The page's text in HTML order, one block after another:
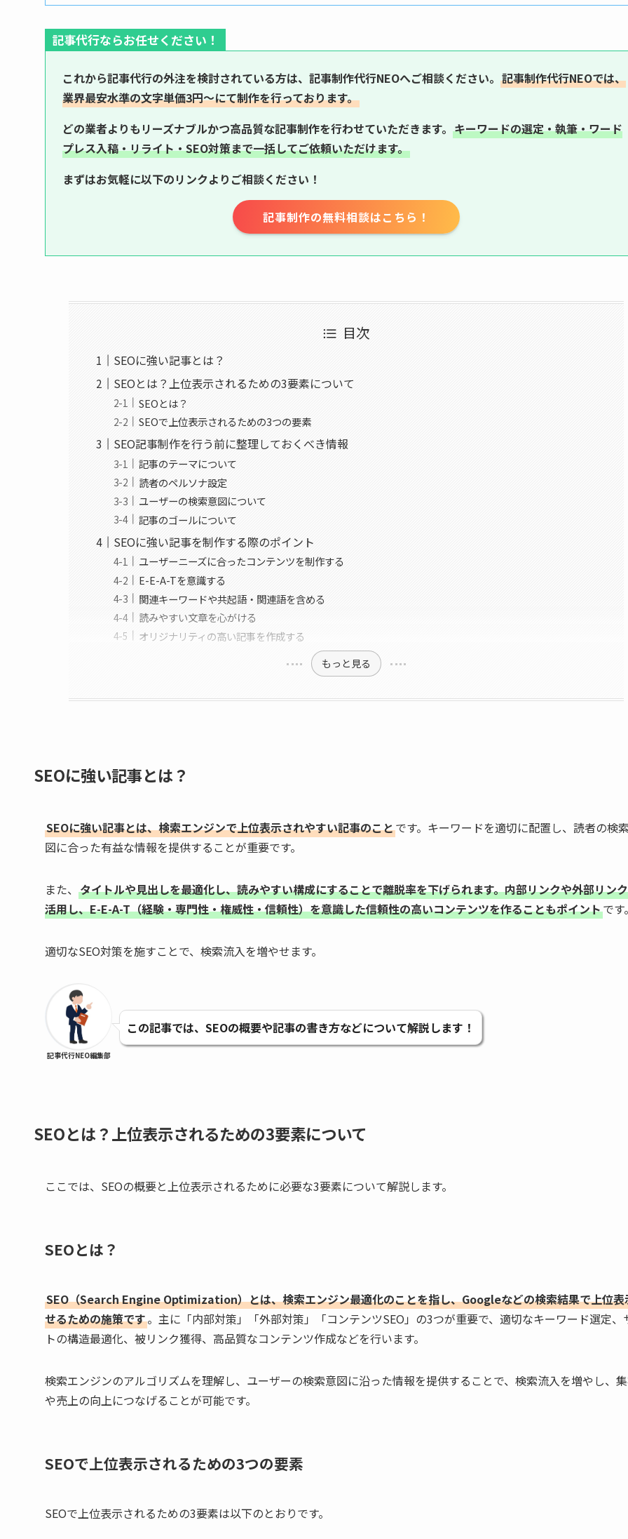
記事代行ならお任せください！
これから記事代行の外注を検討されている方は、記事制作代行NEOへご相談ください。 記事制作代行NEOでは、
業界最安水準の文字単価3円〜にて制作を行っております。
どの業者よりもリーズナブルかつ高品質な記事制作を行わせていただきます。 キーワードの選定・執筆・ワード
プレス入稿・リライト・SEO対策まで一括してご依頼いただけます。
まずはお気軽に以下のリンクよりご相談ください！
記事制作の無料相談はこちら！
目次
SEOに強い記事とは？
SEOとは？上位表示されるための3要素について
SEOとは？
SEOで上位表示されるための3つの要素
SEO記事制作を行う前に整理しておくべき情報
記事のテーマについて
読者のペルソナ設定
ユーザーの検索意図について
記事のゴールについて
SEOに強い記事を制作する際のポイント
ユーザーニーズに合ったコンテンツを制作する
E-E-A-Tを意識する
関連キーワードや共起語・関連語を含める
読みやすい文章を心がける
オリジナリティの高い記事を作成する
もっと見る
SEOに強い記事とは？
SEOに強い記事とは、検索エンジンで上位表示されやすい記事のことです。キーワードを適切に配置し、読者の検
図に合った有益な情報を提供することが重要です。
また、 タイトルや見出しを最適化し、読みやすい構成にすることで離脱率を下げられます。内部リンクや外部リン
活用し、E-E-A-T（経験・専門性・権威性・信頼性）を意識した信頼性の高いコンテンツを作ることもポイントです。
適切なSEO対策を施すことで、検索流入を増やせます。
記事代行NEO編集部
この記事では、SEOの概要や記事の書き方などについて解説します！
SEOとは？上位表示されるための3要素について
ここでは、SEOの概要と上位表示されるために必要な3要素について解説します。
SEOとは？
SEO（Search Engine Optimization）とは、検索エンジン最適化のことを指し、Googleなどの検索結果で上位表
せるための施策です。主に「内部対策」「外部対策」「コンテンツSEO」の3つが重要で、適切なキーワード選定、
トの構造最適化、被リンク獲得、高品質なコンテンツ作成などを行います。
検索エンジンのアルゴリズムを理解し、ユーザーの検索意図に沿った情報を提供することで、検索流入を増やし、
や売上の向上につなげることが可能です。
SEOで上位表示されるための3つの要素
SEOで上位表示されるための3要素は以下のとおりです。